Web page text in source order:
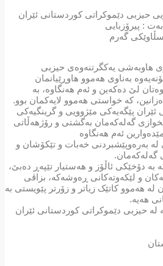
حیزبی دێموکراتی کوردستانی ئێران
: پیرۆزبایی
سڵاوێكی گەرم
هاوبه‌شی یەکگرتنەوەی حیزبی
بەناوی هەموو هاوڕێیانمان
لێ دەکەین و ئەم هەنگاوە، بە
کە خواستی هەموو لایەکمان بوو.
پێگەیەکی مێژوویی و گرینگیەکی
گەلەکەمان بەگشتی و رۆژهەڵاتی
ئەم هەنگاوە
بەرەوپێشبردنی خەبات و تێکۆشان و
گەلەکەمان.
بە دۆخێکی ئاڵۆز و هەستیار تێپەڕ دەبێ،
و لێکەوتەکانی ڕەوشەکە، بزاڤی
هەموو کاتێک زیاتر و زۆرتر پێویستی بە
هەیە.
لە حیزبی دێموکراتی کوردستانی ئێران